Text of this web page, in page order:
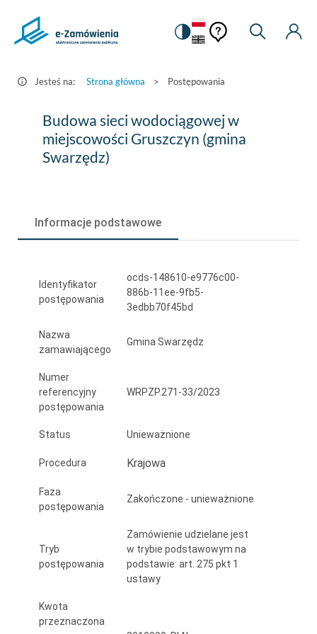
Postępowania
Zamówienia.gov.pl
Zmiana
na
kontrastową
Pomoc
kontekstowa
Pomoc
Moje
Jesteś na: Strona główna > Postępowania
Budowa
sieci
wodociągowej
Gruszczyn
Swarzędz)
Budowa sieci wodociągowej w
miejscowości Gruszczyn (gmina
Swarzędz)
Informacje podstawowe
Identyfikator
postępowania
ocds-148610-e9776c00-
886b-11ee-9fb5-
3edbb70f45bd
Nazwa
zamawiającego
Gmina Swarzędz
Numer
referencyjny
postępowania
WRPZP.271-33/2023
Status Unieważnione
Procedura Krajowa
Faza
postępowania
Zakończone - unieważnione
Tryb
postępowania
Zamówienie udzielane jest
w trybie podstawowym na
podstawie: art. 275 pkt 1
ustawy
Kwota
przeznaczona